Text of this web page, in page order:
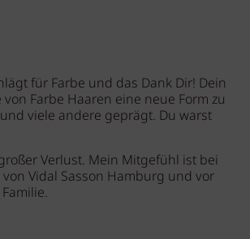
für Farbe und das Dank Dir! Dein
Farbe Haaren eine neue Form zu
viele andere geprägt. Du warst
Verlust. Mein Mitgefühl ist bei
Vidal Sasson Hamburg und vor